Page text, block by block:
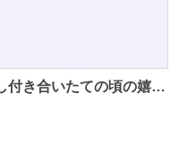
付き合いたての頃の嬉し
前は1日で各50通くらい
これ